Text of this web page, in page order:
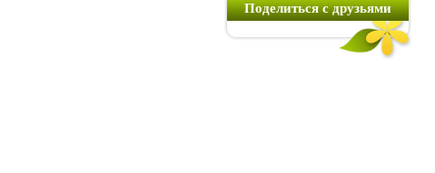
Поделиться с друзьями